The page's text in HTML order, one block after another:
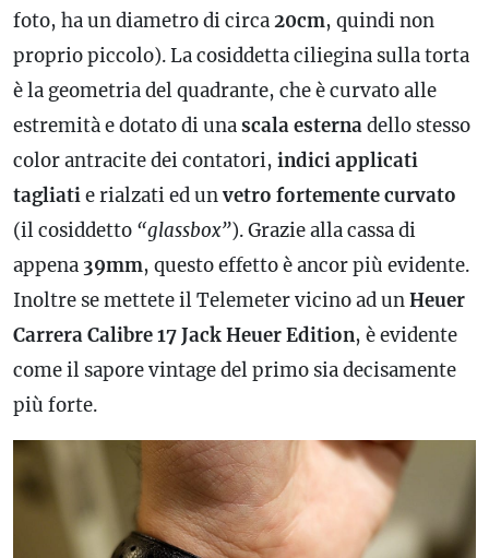
foto, ha un diametro di circa20cm, quindi non
proprio piccolo). La cosiddetta ciliegina sulla torta
è la geometria del quadrante, che è curvato alle
estremità e dotato di unascala esternadello stesso
color antracite dei contatori, indici applicati
tagliatie rialzati ed unvetro fortemente curvato
(il cosiddetto “glassbox”). Grazie alla cassa di
appena 39mm, questo effetto è ancor più evidente.
Inoltre se mettete il Telemeter vicino ad unHeuer
Carrera Calibre 17 Jack Heuer Edition, è evidente
come il sapore vintage del primo sia decisamente
più forte.